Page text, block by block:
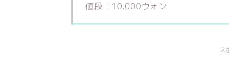
値段：10,000ウォン
ス